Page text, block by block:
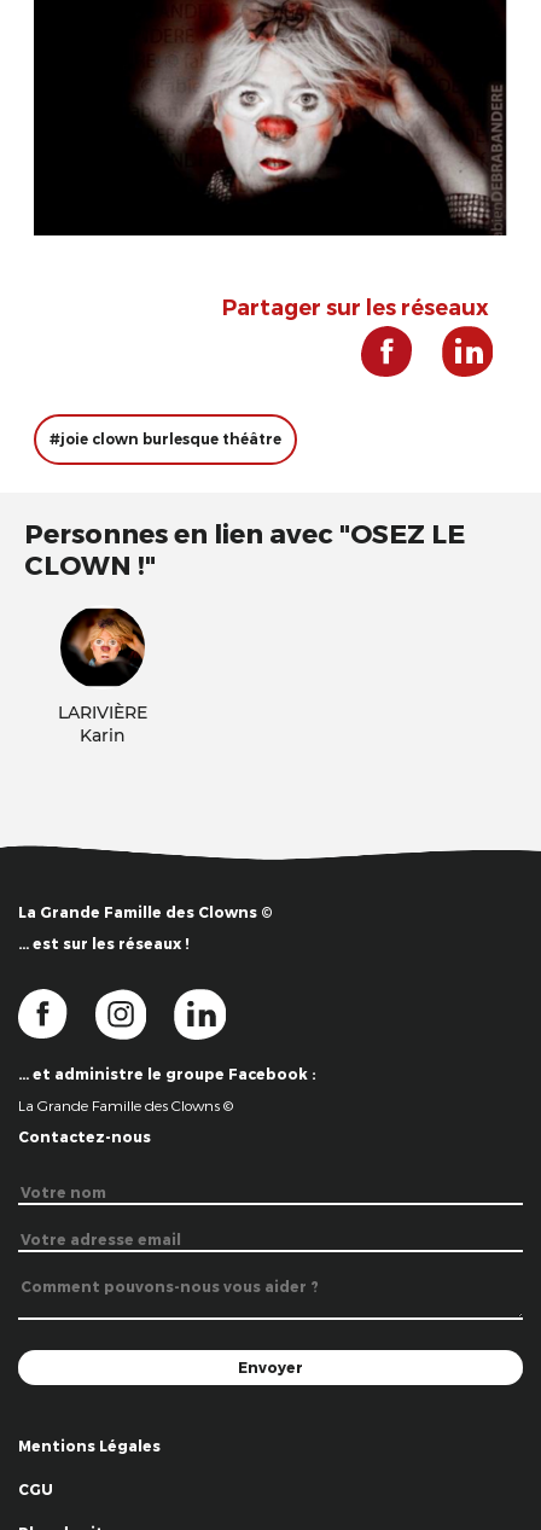
Partager sur les réseaux
#joie clown burlesque théâtre
Personnes en lien avec "OSEZ LE
CLOWN !"
LARIVIÈRE
Karin
La Grande Famille des Clowns ©
… est sur les réseaux !
… et administre le groupe Facebook :
La Grande Famille des Clowns ©
Contactez-nous
Mentions Légales
CGU